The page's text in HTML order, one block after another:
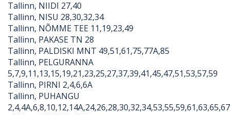
Tallinn, NIIDI 27,40
Tallinn, NISU 28,30,32,34
Tallinn, NÕMME TEE 11,19,23,49
Tallinn, PAKASE TN 28
Tallinn, PALDISKI MNT 49,51,61,75,77A,85
Tallinn, PELGURANNA
5,7,9,11,13,15,19,21,23,25,27,37,39,41,45,47,51,53,57,59
Tallinn, PIRNI 2,4,6,6A
Tallinn, PUHANGU